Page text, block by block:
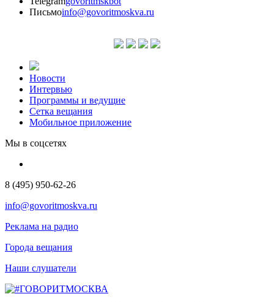
Письмоinfo@govoritmoskva.ru
Новости
Интервью
Программы и ведущие
Сетка вещания
Мобильное приложение
Мы в соцсетях
8 (495) 950-62-26
info@govoritmoskva.ru
Реклама на радио
Города вещания
Наши слушатели